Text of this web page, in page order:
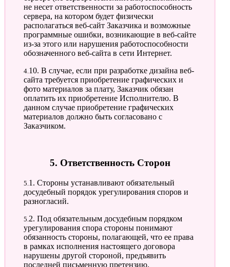
не несет ответственности за работоспособность
сервера, на котором будет физически
располагаться веб-сайт Заказчика и возможные
программные ошибки, возникающие в веб-сайте
из-за этого или нарушения работоспособности
обозначенного веб-сайта в сети Интернет.
4.10. В случае, если при разработке дизайна веб-
сайта требуется приобретение графических и
фото материалов за плату, Заказчик обязан
оплатить их приобретение Исполнителю. В
данном случае приобретение графических
материалов должно быть согласовано с
Заказчиком.
5. Ответственность Сторон
5.1. Стороны устанавливают обязательный
досудебный порядок урегулирования споров и
разногласий.
5.2. Под обязательным досудебным порядком
урегулирования спора стороны понимают
обязанность стороны, полагающей, что ее права
в рамках исполнения настоящего договора
нарушены другой стороной, предъявить
последней письменную претензию.